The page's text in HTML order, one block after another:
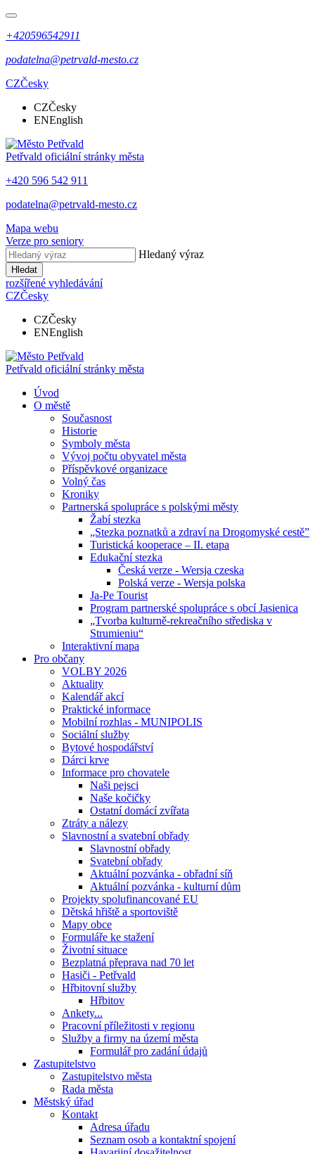
+420596542911
podatelna@petrvald-mesto.cz
CZČesky
CZČesky
ENEnglish
Petřvald oficiální stránky města
+420 596 542 911
podatelna@petrvald-mesto.cz
Mapa webu
Verze pro seniory
Hledaný výraz
Hledat
rozšířené vyhledávání
CZČesky
CZČesky
ENEnglish
Petřvald oficiální stránky města
Úvod
O městě
Současnost
Historie
Symboly města
Vývoj počtu obyvatel města
Příspěvkové organizace
Volný čas
Kroniky
Partnerská spolupráce s polskými městy
Žabí stezka
„Stezka poznatků a zdraví na Drogomyské cestě”
Turistická kooperace – II. etapa
Edukační stezka
Česká verze - Wersja czeska
Polská verze - Wersja polska
Ja-Pe Tourist
Program partnerské spolupráce s obcí Jasienica
„Tvorba kulturně-rekreačního střediska v
Strumieniu“
Interaktivní mapa
Pro občany
VOLBY 2026
Aktuality
Kalendář akcí
Praktické informace
Mobilní rozhlas - MUNIPOLIS
Sociální služby
Bytové hospodářství
Dárci krve
Informace pro chovatele
Naši pejsci
Naše kočičky
Ostatní domácí zvířata
Ztráty a nálezy
Slavnostní a svatební obřady
Slavnostní obřady
Svatební obřady
Aktuální pozvánka - obřadní síň
Aktuální pozvánka - kulturní dům
Projekty spolufinancované EU
Dětská hřiště a sportoviště
Mapy obce
Formuláře ke stažení
Životní situace
Bezplatná přeprava nad 70 let
Hasiči - Petřvald
Hřbitovní služby
Hřbitov
Ankety...
Pracovní příležitosti v regionu
Služby a firmy na území města
Formulář pro zadání údajů
Zastupitelstvo
Zastupitelstvo města
Rada města
Městský úřad
Kontakt
Adresa úřadu
Seznam osob a kontaktní spojení